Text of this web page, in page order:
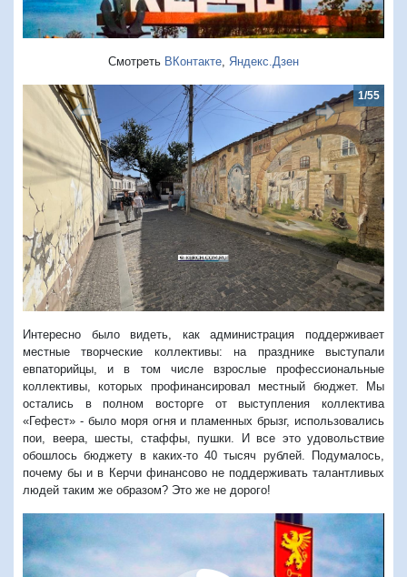
Смотреть ВКонтакте, Яндекс.Дзен
Предыдущий
Интересно было видеть, как администрация поддерживает
местные творческие коллективы: на празднике выступали
евпаторийцы, и в том числе взрослые профессиональные
коллективы, которых профинансировал местный бюджет. Мы
остались в полном восторге от выступления коллектива
«Гефест» - было моря огня и пламенных брызг, использовались
пои, веера, шесты, стаффы, пушки. И все это удовольствие
обошлось бюджету в каких-то 40 тысяч рублей. Подумалось,
почему бы и в Керчи финансово не поддерживать талантливых
людей таким же образом? Это же не дорого!